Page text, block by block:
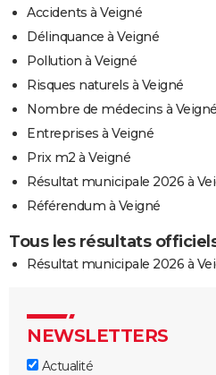
Accidents à Veigné
Délinquance à Veigné
Pollution à Veigné
Risques naturels à Veigné
Nombre de médecins à Veigné
Entreprises à Veigné
Prix m2 à Veigné
Résultat municipale 2026 à
Référendum à Veigné
Tous les résultats
Résultat municipale 2026 à
NEWSLETTERS
Actualité